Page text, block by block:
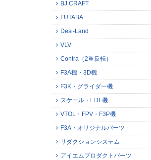
BJ CRAFT
FUTABA
Desi-Land
VLV
Contra（2重反転）
F3A機・3D機
F3K・グライダー機
スケール・EDF機
VTOL・FPV・F3P機
F3A・オリジナルパーツ
リダクションシステム
アイエムプロダクトパーツ